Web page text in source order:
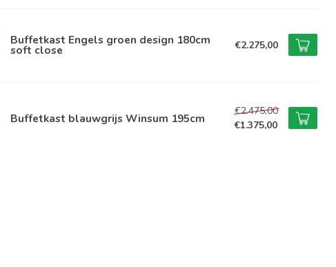
Buffetkast Engels groen design 180cm
soft close €2.275,00
Buffetkast blauwgrijs Winsum 195cm
€2.475,00
€1.375,00